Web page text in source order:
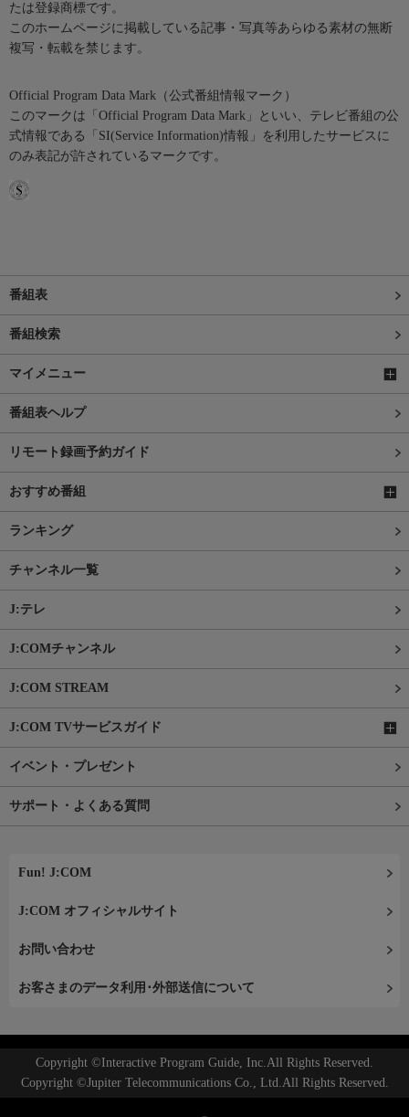
たは登録商標です。
このホームページに掲載している記事・写真等あらゆる素材の無断
複写・転載を禁じます。
Official Program Data Mark（公式番組情報マーク）
このマークは「Official Program Data Mark」といい、テレビ番組の公
式情報である「SI(Service Information)情報」を利用したサービスに
のみ表記が許されているマークです。
番組表
番組検索
マイメニュー
番組表ヘルプ
リモート録画予約ガイド
おすすめ番組
ランキング
チャンネル一覧
J:テレ
J:COMチャンネル
J:COM STREAM
J:COM TVサービスガイド
イベント・プレゼント
サポート・よくある質問
Fun! J:COM
J:COM オフィシャルサイト
お問い合わせ
お客さまのデータ利用･外部送信について
Copyright ©Interactive Program Guide, Inc.All Rights Reserved.
Copyright ©Jupiter Telecommunications Co., Ltd.All Rights Reserved.